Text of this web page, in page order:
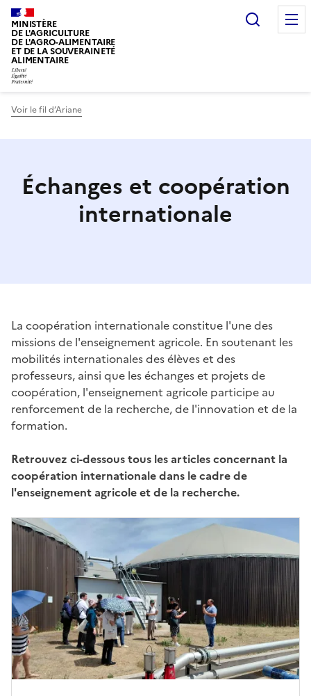
MINISTÈRE
DE L'AGRICULTURE
DE L'AGRO-ALIMENTAIRE
ET DE LA SOUVERAINETÉ
ALIMENTAIRE
Voir le fil d’Ariane
Échanges et coopération
internationale
La coopération internationale constitue l'une des
missions de l'enseignement agricole. En soutenant les
mobilités internationales des élèves et des
professeurs, ainsi que les échanges et projets de
coopération, l'enseignement agricole participe au
renforcement de la recherche, de l'innovation et de la
formation.
Retrouvez ci-dessous tous les articles concernant la
coopération internationale dans le cadre de
l'enseignement agricole et de la recherche.